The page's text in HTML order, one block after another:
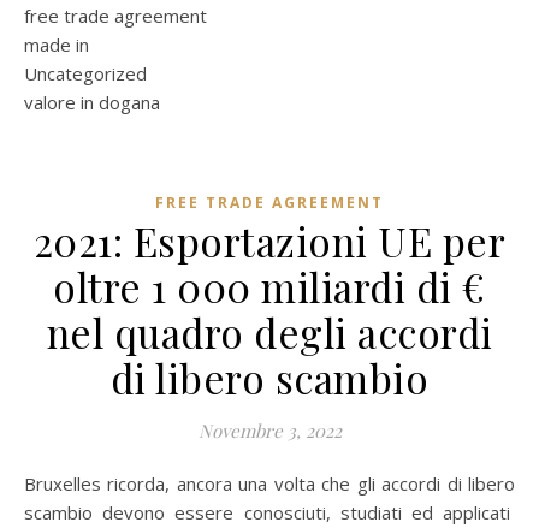
free trade agreement
made in
Uncategorized
valore in dogana
FREE TRADE AGREEMENT
2021: Esportazioni UE per
oltre 1 000 miliardi di €
nel quadro degli accordi
di libero scambio
Novembre 3, 2022
Bruxelles ricorda, ancora una volta che gli accordi di libero
scambio devono essere conosciuti, studiati ed applicati